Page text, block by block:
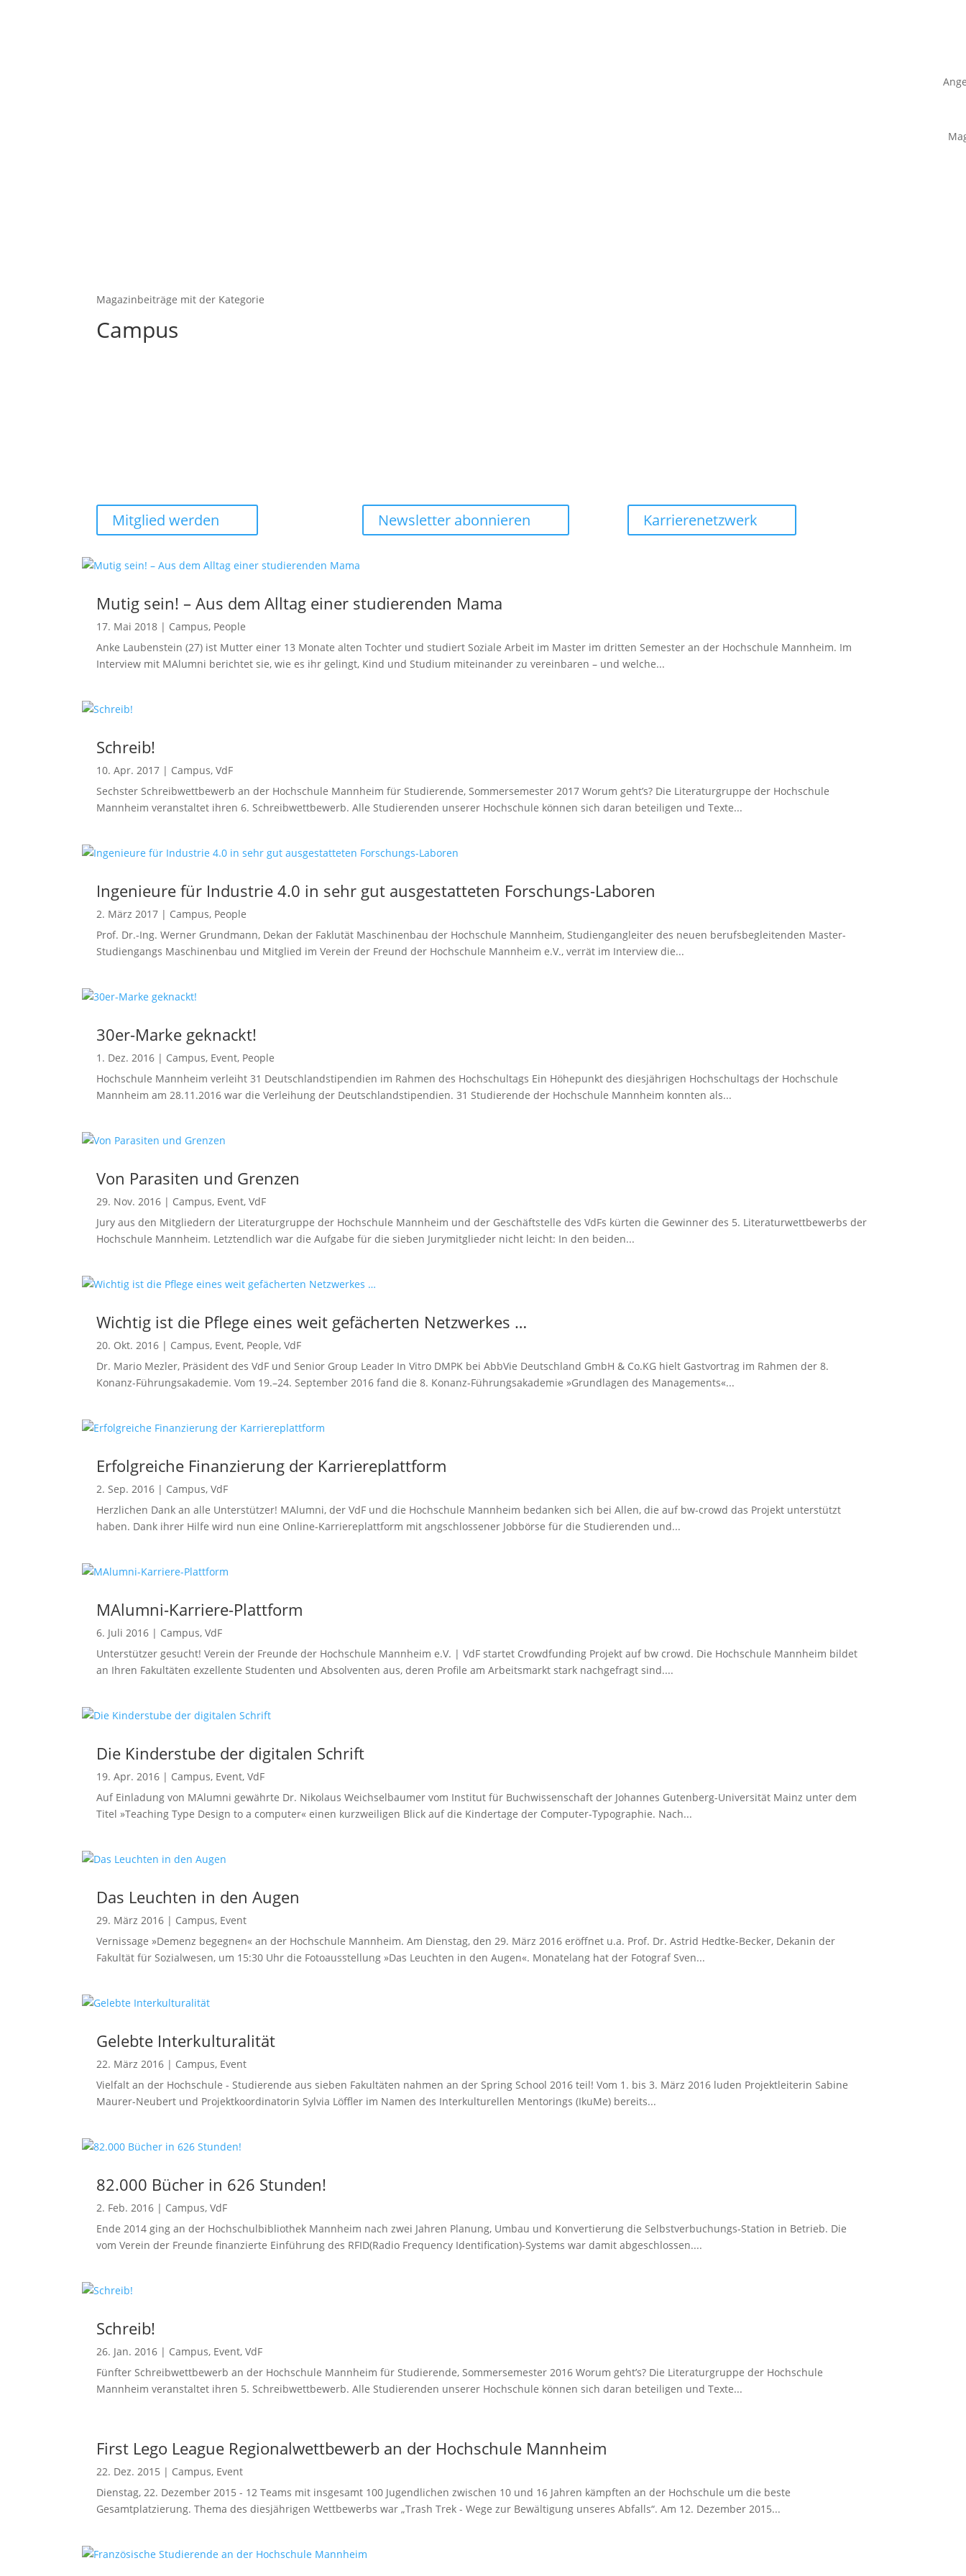
Magazinbeiträge mit der Kategorie
Campus
Mitglied werden Newsletter abonnieren Karrierenetzwerk
Mutig sein! – Aus dem Alltag einer studierenden Mama
17. Mai 2018 | Campus, People
Anke Laubenstein (27) ist Mutter einer 13 Monate alten Tochter und studiert Soziale Arbeit im Master im dritten Semester an der Hochschule Mannheim. Im
Interview mit MAlumni berichtet sie, wie es ihr gelingt, Kind und Studium miteinander zu vereinbaren – und welche...
Schreib!
10. Apr. 2017 | Campus,VdF
Sechster Schreibwettbewerb an der Hochschule Mannheim für Studierende, Sommersemester 2017 Worum geht’s? Die Literaturgruppe der Hochschule
Mannheim veranstaltet ihren 6. Schreibwettbewerb. Alle Studierenden unserer Hochschule können sich daran beteiligen und Texte...
Ingenieure für Industrie 4.0 in sehr gut ausgestatteten Forschungs-Laboren
2. März 2017 | Campus, People
Prof. Dr.-Ing. Werner Grundmann, Dekan der Faklutät Maschinenbau der Hochschule Mannheim, Studiengangleiter des neuen berufsbegleitenden Master-
Studiengangs Maschinenbau und Mitglied im Verein der Freund der Hochschule Mannheim e.V., verrät im Interview die...
30er-Marke geknackt!
1. Dez. 2016 | Campus, Event, People
Hochschule Mannheim verleiht 31 Deutschlandstipendien im Rahmen des Hochschultags Ein Höhepunkt des diesjährigen Hochschultags der Hochschule
Mannheim am 28.11.2016 war die Verleihung der Deutschlandstipendien. 31 Studierende der Hochschule Mannheim konnten als...
Von Parasiten und Grenzen
29. Nov. 2016 | Campus, Event,VdF
Jury aus den Mitgliedern der Literaturgruppe der Hochschule Mannheim und der Geschäftstelle des VdFs kürten die Gewinner des 5. Literaturwettbewerbs der
Hochschule Mannheim. Letztendlich war die Aufgabe für die sieben Jurymitglieder nicht leicht: In den beiden...
Wichtig ist die Pflege eines weit gefächerten Netzwerkes …
20. Okt. 2016 | Campus, Event, People,VdF
Dr. Mario Mezler, Präsident des VdF und Senior Group Leader In Vitro DMPK bei AbbVie Deutschland GmbH & Co.KG hielt Gastvortrag im Rahmen der 8.
Konanz-Führungsakademie. Vom 19.–24. September 2016 fand die 8. Konanz-Führungsakademie »Grundlagen des Managements«...
Erfolgreiche Finanzierung der Karriereplattform
2. Sep. 2016 | Campus,VdF
Herzlichen Dank an alle Unterstützer! MAlumni, der VdF und die Hochschule Mannheim bedanken sich bei Allen, die auf bw-crowd das Projekt unterstützt
haben. Dank ihrer Hilfe wird nun eine Online-Karriereplattform mit angschlossener Jobbörse für die Studierenden und...
MAlumni-Karriere-Plattform
6. Juli 2016 | Campus,VdF
Unterstützer gesucht! Verein der Freunde der Hochschule Mannheim e.V. | VdF startet Crowdfunding Projekt auf bw crowd. Die Hochschule Mannheim bildet
an Ihren Fakultäten exzellente Studenten und Absolventen aus, deren Profile am Arbeitsmarkt stark nachgefragt sind....
Die Kinderstube der digitalen Schrift
19. Apr. 2016 | Campus, Event,VdF
Auf Einladung von MAlumni gewährte Dr. Nikolaus Weichselbaumer vom Institut für Buchwissenschaft der Johannes Gutenberg-Universität Mainz unter dem
Titel »Teaching Type Design to a computer« einen kurzweiligen Blick auf die Kindertage der Computer-Typographie. Nach...
Das Leuchten in den Augen
29. März 2016 | Campus, Event
Vernissage »Demenz begegnen« an der Hochschule Mannheim. Am Dienstag, den 29. März 2016 eröffnet u.a. Prof. Dr. Astrid Hedtke-Becker, Dekanin der
Fakultät für Sozialwesen, um 15:30 Uhr die Fotoausstellung »Das Leuchten in den Augen«. Monatelang hat der Fotograf Sven...
Gelebte Interkulturalität
22. März 2016 | Campus, Event
Vielfalt an der Hochschule - Studierende aus sieben Fakultäten nahmen an der Spring School 2016 teil! Vom 1. bis 3. März 2016 luden Projektleiterin Sabine
Maurer-Neubert und Projektkoordinatorin Sylvia Löffler im Namen des Interkulturellen Mentorings (IkuMe) bereits...
82.000 Bücher in 626 Stunden!
2. Feb. 2016 | Campus,VdF
Ende 2014 ging an der Hochschulbibliothek Mannheim nach zwei Jahren Planung, Umbau und Konvertierung die Selbstverbuchungs-Station in Betrieb. Die
vom Verein der Freunde finanzierte Einführung des RFID(Radio Frequency Identification)-Systems war damit abgeschlossen....
Schreib!
26. Jan. 2016 | Campus, Event,VdF
Fünfter Schreibwettbewerb an der Hochschule Mannheim für Studierende, Sommersemester 2016 Worum geht’s? Die Literaturgruppe der Hochschule
Mannheim veranstaltet ihren 5. Schreibwettbewerb. Alle Studierenden unserer Hochschule können sich daran beteiligen und Texte...
First Lego League Regionalwettbewerb an der Hochschule Mannheim
22. Dez. 2015 | Campus, Event
Dienstag, 22. Dezember 2015 - 12 Teams mit insgesamt 100 Jugendlichen zwischen 10 und 16 Jahren kämpften an der Hochschule um die beste
Gesamtplatzierung. Thema des diesjährigen Wettbewerbs war „Trash Trek - Wege zur Bewältigung unseres Abfalls“. Am 12. Dezember 2015...